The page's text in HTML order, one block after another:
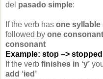
del pasado simple:
If the verb hasone syllable
followed byone consonant
consonant
Example: stop –> stopped
If the verbfinishes in ‘y’
add ‘ied’